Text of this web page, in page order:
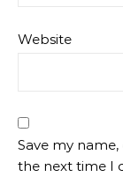
Website
Save my
the next time I